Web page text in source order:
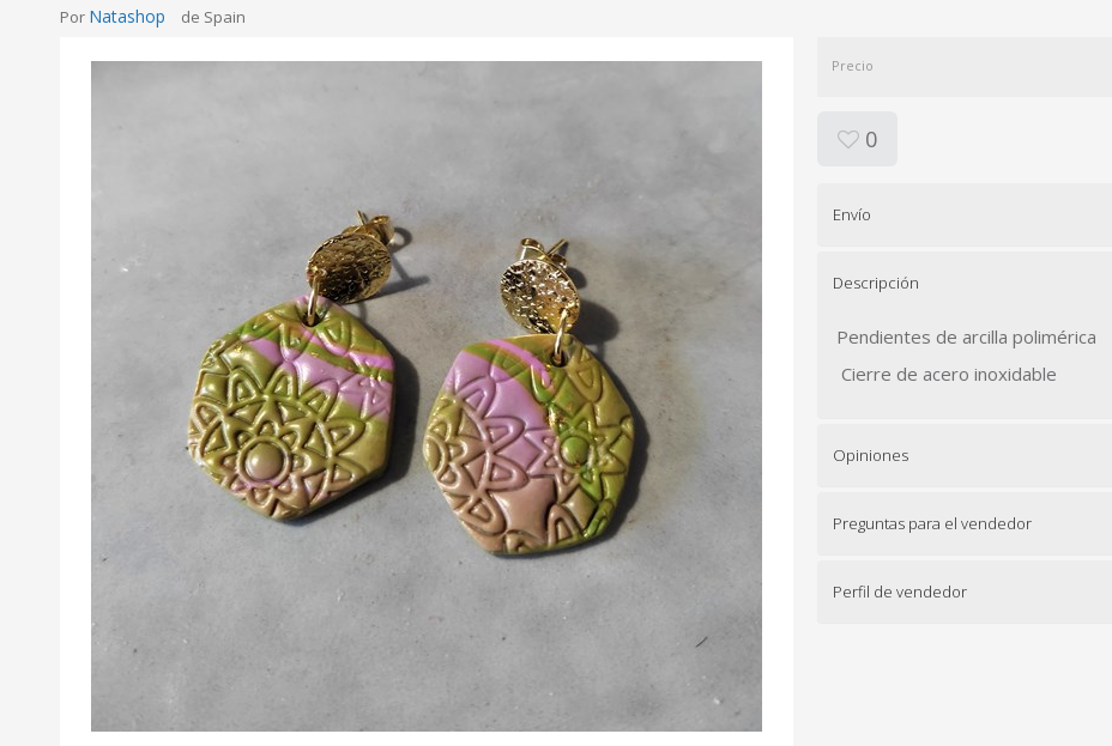
Por Natashop de Spain
Precio
0
Envío
Descripción
Pendientes de arcilla polimérica
Cierre de acero inoxidable
Opiniones
Preguntas para el vendedor
Perfil de vendedor